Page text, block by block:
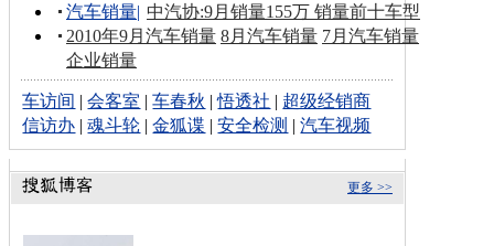
汽车销量| 中汽协:9月销量155万 销量前十车型
2010年9月汽车销量 8月汽车销量 7月汽车销量
企业销量
车访间 |会客室 |车春秋 |悟透社 | 超级经销商
信访办 |魂斗轮 |金狐谍 |安全检测 |汽车视频
更多 >>